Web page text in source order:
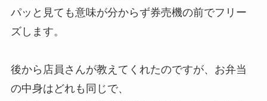
パッと見ても意味が分からず券売機の前でフリー
ズします。
後から店員さんが教えてくれたのですが、お弁当
の中身はどれも同じで、